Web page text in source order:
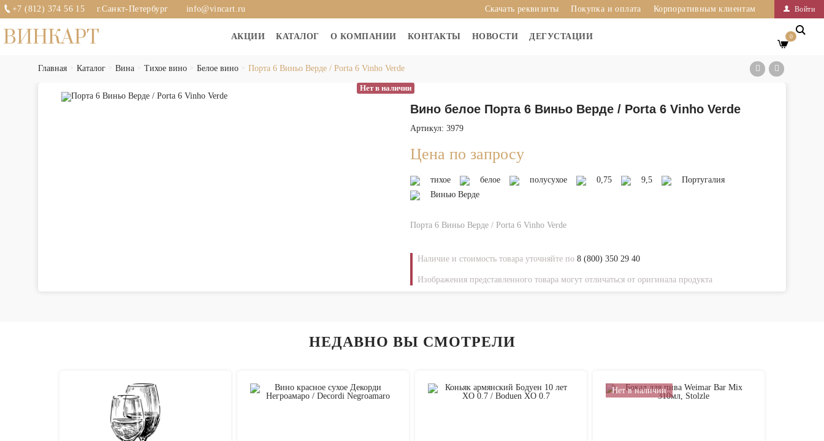
+7 (812) 374 56 15 г.Санкт-Петербург info@vincart.ru Войти
Скачать реквизиты Покупка и оплата Корпоративным клиентам
ВИНКАРТ АКЦИИ КАТАЛОГ О КОМПАНИИ КОНТАКТЫ НОВОСТИ ДЕГУСТАЦИИ 0
Главная Каталог Вина Тихое вино Белое вино Порта 6 Виньо Верде / Porta 6 Vinho Verde
Нет в наличии
Вино белое Порта 6 Виньо Верде / Porta 6 Vinho Verde
Артикул: 3979
Цена по запросу
тихое белое полусухое 0,75 9,5
Португалия
Винью Верде
Порта 6 Виньо Верде / Porta 6 Vinho Verde
Наличие и стоимость товара уточняйте по 8 (800) 350 29 40
Изображения представленного товара могут отличаться от оригинала продукта
НЕДАВНО ВЫ СМОТРЕЛИ
Нет в наличии